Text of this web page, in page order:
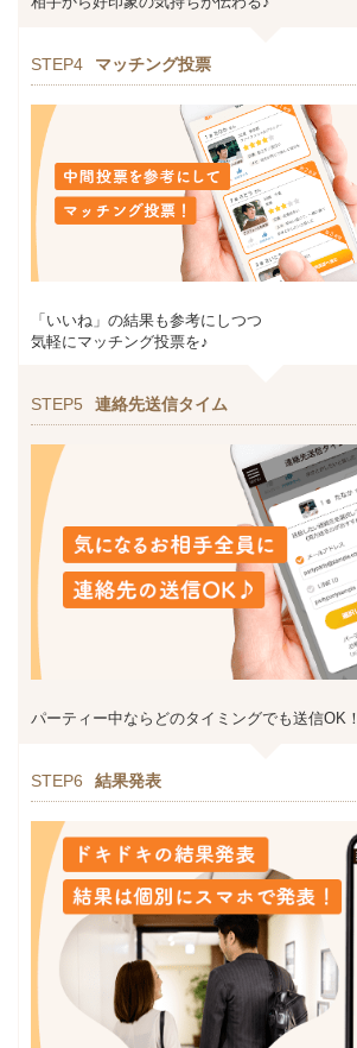
STEP4 マッチング投票
「いいね」の結果も参考にしつつ
気軽にマッチング投票を♪
STEP5 連絡先送信タイム
パーティー中ならどのタイミングでも送信OK！
STEP6 結果発表